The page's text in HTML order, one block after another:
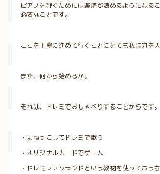
ピアノを弾くためには楽譜が読めるようになる
必要なことです。
ここを丁寧に進めて行くことにとても私は力を
まず、何から始めるか。
それは、ドレミでおしゃべりすることからです。
・まねっこしてドレミで歌う
・オリジナルカードでゲーム
・ドレミファソランドという教材を使っておう